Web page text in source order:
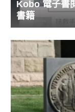
Kobo 電子書
書籍